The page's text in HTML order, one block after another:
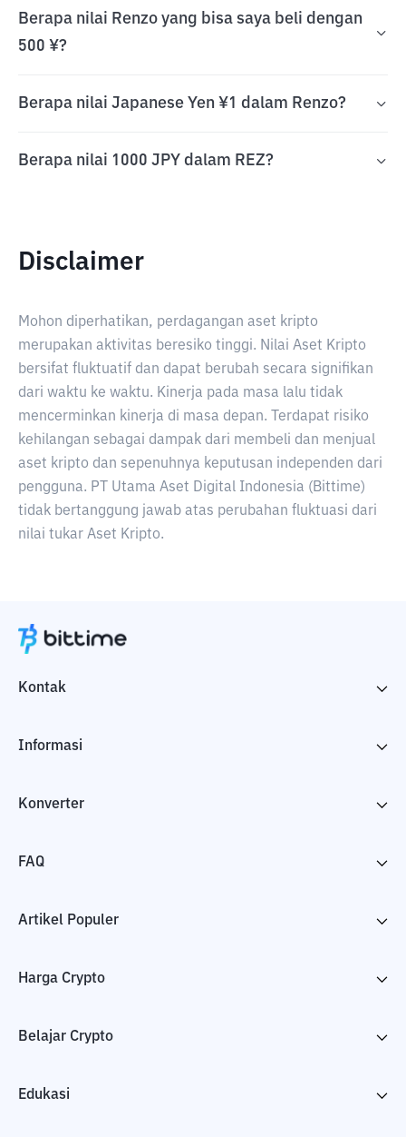
Berapa nilai Renzo yang bisa saya beli dengan
500 ¥?
Berapa nilai Japanese Yen ¥1 dalam Renzo?
Berapa nilai 1000 JPY dalam REZ?
Disclaimer
Mohon diperhatikan, perdagangan aset kripto
merupakan aktivitas beresiko tinggi. Nilai Aset Kripto
bersifat fluktuatif dan dapat berubah secara signifikan
dari waktu ke waktu. Kinerja pada masa lalu tidak
mencerminkan kinerja di masa depan. Terdapat risiko
kehilangan sebagai dampak dari membeli dan menjual
aset kripto dan sepenuhnya keputusan independen dari
pengguna. PT Utama Aset Digital Indonesia (Bittime)
tidak bertanggung jawab atas perubahan fluktuasi dari
nilai tukar Aset Kripto.
Kontak
Informasi
Konverter
FAQ
Artikel Populer
Harga Crypto
Belajar Crypto
Edukasi